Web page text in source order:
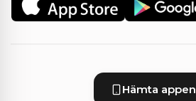
Hämta appen